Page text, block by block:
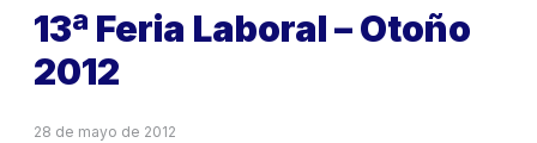
13ª Feria Laboral – Otoño
2012
28 de mayo de 2012